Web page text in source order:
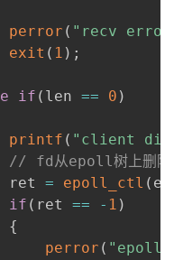
perror ( "recv
exit ( 1 ) ;
if ( len == 0 )
printf ( "client
// fd从epoll树上删除
ret
= epoll_ctl (
if ( ret == - 1 )
{
perror (